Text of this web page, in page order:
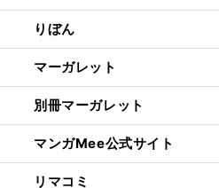
りぼん
マーガレット
別冊マーガレット
マンガMee公式サイト
リマコミ